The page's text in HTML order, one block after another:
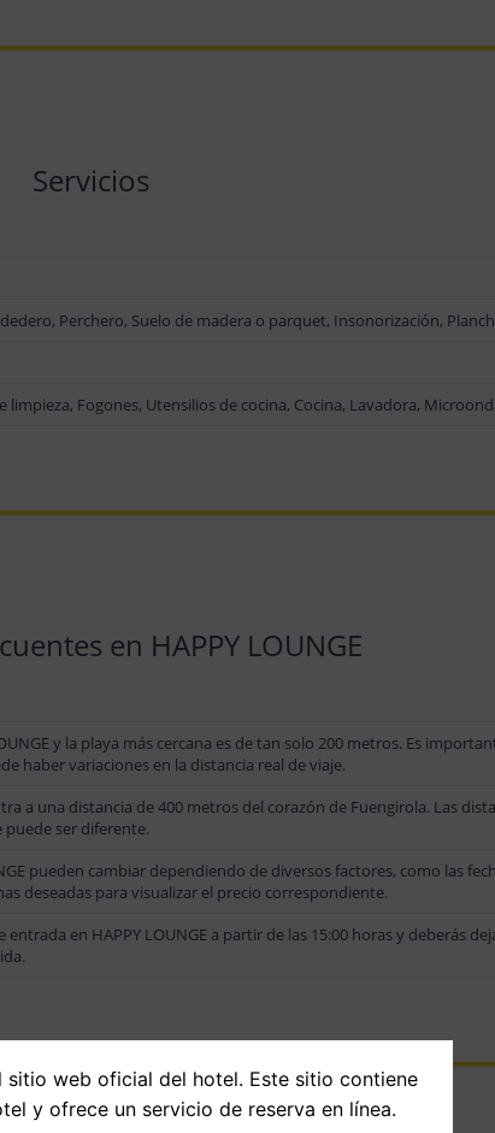
Servicios
Perchero, Suelo de madera o parquet, Insonorización,
Fogones, Utensilios de cocina, Cocina, Lavadora,
en HAPPY LOUNGE
y la playa más cercana es de tan solo 200 metros. Es
haber variaciones en la distancia real de viaje.
a una distancia de 400 metros del corazón de Fuengirola. Las
puede ser diferente.
pueden cambiar dependiendo de diversos factores, como las
deseadas para visualizar el precio correspondiente.
en HAPPY LOUNGE a partir de las 15:00 horas y deberás
sitio web oficial del hotel. Este sitio contiene
y ofrece un servicio de reserva en línea.